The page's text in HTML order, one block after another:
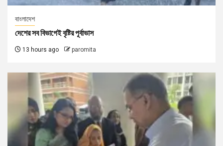
বাংলাদেশ
দেশের সব বিভাগেই বৃষ্টির পূর্বাভাস
13 hours ago paromita